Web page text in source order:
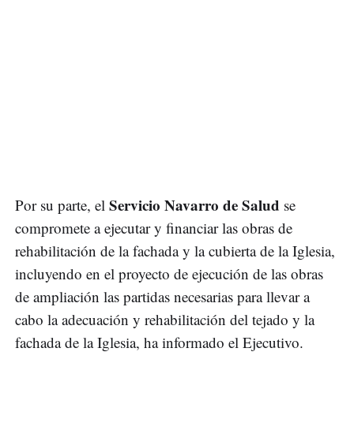
Por su parte, el Servicio Navarro de Salud se
compromete a ejecutar y financiar las obras de
rehabilitación de la fachada y la cubierta de la Iglesia,
incluyendo en el proyecto de ejecución de las obras
de ampliación las partidas necesarias para llevar a
cabo la adecuación y rehabilitación del tejado y la
fachada de la Iglesia, ha informado el Ejecutivo.